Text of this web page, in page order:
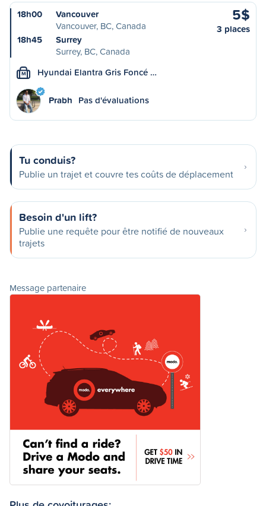
18h00
Vancouver
Vancouver, BC, Canada
18h45
Surrey
Surrey, BC, Canada
5$
3 places
M Hyundai Elantra Gris Foncé …
Prabh Pas d'évaluations
Tu conduis?
Publie un trajet et couvre tes coûts de déplacement
Besoin d'un lift?
Publie une requête pour être notifié de nouveaux
trajets
Message partenaire